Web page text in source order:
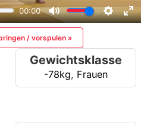
/ vorspulen »
Gewichtsklasse
-78kg, Frauen